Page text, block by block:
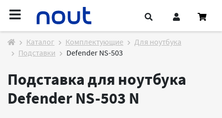
Каталог Комплектующие
Для ноутбука
Подставки
Defender NS-503
Подставка для ноутбука
Defender NS-503 N